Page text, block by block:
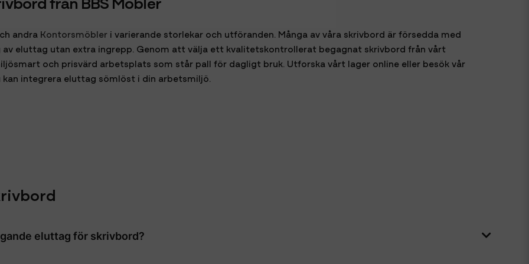
andra Kontorsmöbleri varierande storlekar och utföranden. Många av våra skrivbord är försedda med
eluttag utan extra ingrepp. Genom att välja ett kvalitetskontrollerat begagnat skrivbord från vårt
och prisvärd arbetsplats som står pall för dagligt bruk. Utforska vårt lager online eller besök vår
integrera eluttag sömlöst i din arbetsmiljö.
eluttag för skrivbord?